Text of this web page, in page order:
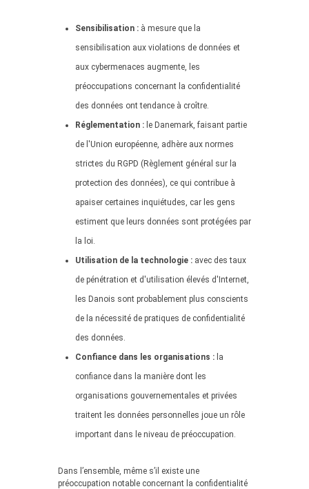
Sensibilisation : à mesure que la
sensibilisation aux violations de données et
aux cybermenaces augmente, les
préoccupations concernant la confidentialité
des données ont tendance à croître.
Réglementation : le Danemark, faisant partie
de l'Union européenne, adhère aux normes
strictes du RGPD (Règlement général sur la
protection des données), ce qui contribue à
apaiser certaines inquiétudes, car les gens
estiment que leurs données sont protégées par
la loi.
Utilisation de la technologie : avec des taux
de pénétration et d'utilisation élevés d'Internet,
les Danois sont probablement plus conscients
de la nécessité de pratiques de confidentialité
des données.
Confiance dans les organisations : la
confiance dans la manière dont les
organisations gouvernementales et privées
traitent les données personnelles joue un rôle
important dans le niveau de préoccupation.
Dans l’ensemble, même s’il existe une
préoccupation notable concernant la confidentialité